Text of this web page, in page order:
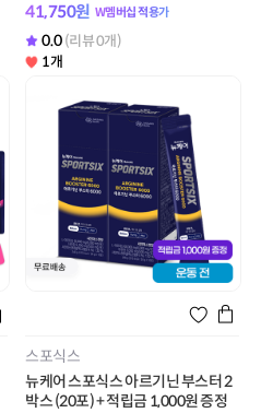
41,750원 W멤버십 적용가
0.0 (리뷰 0개)
1개
스포식스
뉴케어 스포식스 아르기닌 부스터 2
박스 (20포) + 적립금 1,000원 증정